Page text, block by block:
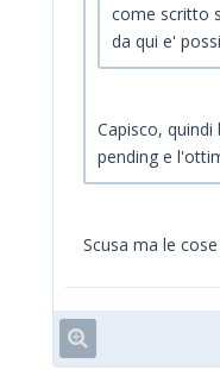
come scritto
da qui e'
Capisco,
pending e
Scusa ma le